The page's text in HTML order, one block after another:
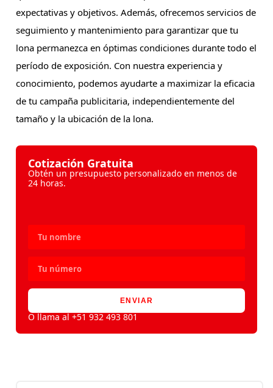
expectativas y objetivos. Además, ofrecemos servicios de
seguimiento y mantenimiento para garantizar que tu
lona permanezca en óptimas condiciones durante todo el
período de exposición. Con nuestra experiencia y
conocimiento, podemos ayudarte a maximizar la eficacia
de tu campaña publicitaria, independientemente del
tamaño y la ubicación de la lona.
Cotización Gratuita
Obtén un presupuesto personalizado en menos de
24 horas.
ENVIAR
O llama al +51 932 493 801